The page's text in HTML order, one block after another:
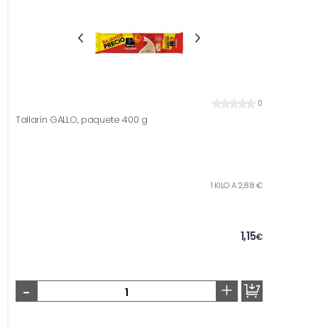
0
Tallarín GALLO, paquete 400 g
1 KILO A 2,88 €
1,15€
- +